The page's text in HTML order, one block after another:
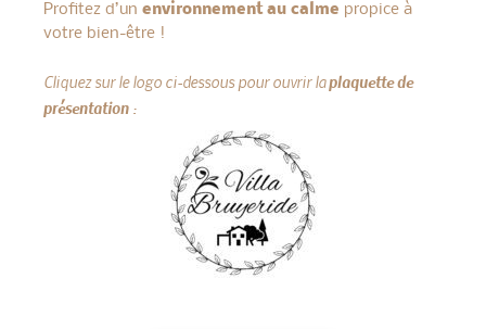
Profitez d’un environnement au calme propice à
votre bien-être !
Cliquez sur le logo ci-dessous pour ouvrir laplaquette de
présentation :